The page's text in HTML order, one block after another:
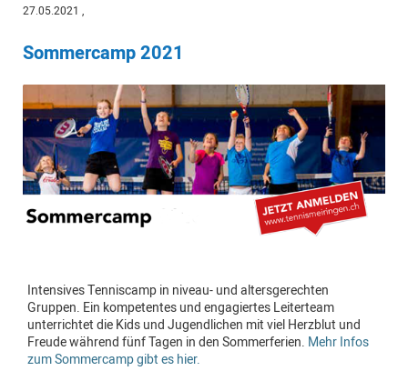
27.05.2021 ,
Sommercamp 2021
Intensives Tenniscamp in niveau- und altersgerechten
Gruppen. Ein kompetentes und engagiertes Leiterteam
unterrichtet die Kids und Jugendlichen mit viel Herzblut und
Freude während fünf Tagen in den Sommerferien. Mehr Infos
zum Sommercamp gibt es hier.